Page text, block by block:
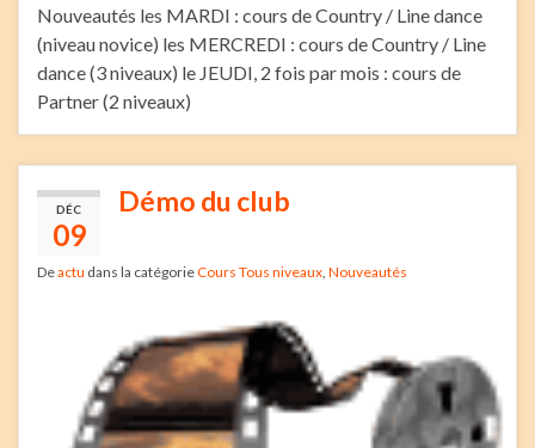
Nouveautés les MARDI : cours de Country / Line dance
(niveau novice) les MERCREDI : cours de Country / Line
dance (3 niveaux) le JEUDI, 2 fois par mois : cours de
Partner (2 niveaux)
DÉC
09
Démo du club
Deactu dans la catégorieCours Tous niveaux, Nouveautés